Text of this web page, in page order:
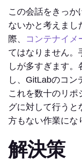
この会話をきっか
ないかと考えまし
際、 コンテナイメ
てはなりません。
しが多すぎます
し、GitLabのコ
これを数十のリポ
グに対して行うと
方もない作業にな
解決策